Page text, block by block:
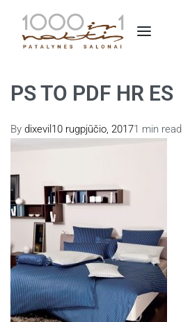
PS TO PDF HR ES
By dixevil 10 rugpjūčio, 20171 min read